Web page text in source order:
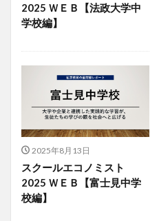
2025 ＷＥＢ【法政大学中
学校編】
2025年8月13日
スクールエコノミスト
2025 ＷＥＢ【富士見中学
校編】